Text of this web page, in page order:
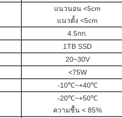
แนวนอน <5cm
แนวตั้ง <5cm
4.5กก.
1TB SSD
20~30V
<75W
-10℃~+40℃
-20℃~+50℃
ความชื้น < 85%